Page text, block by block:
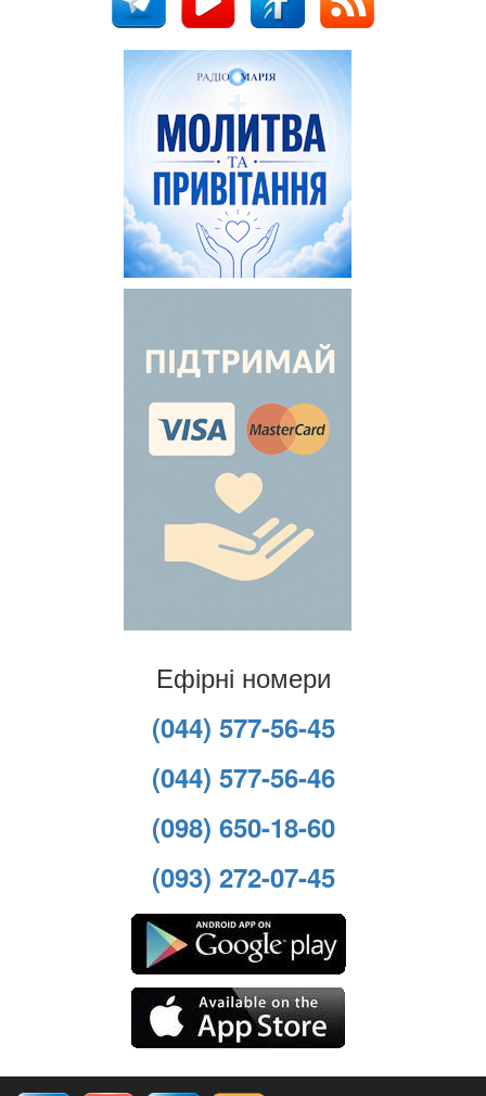
Ефірні номери
(044) 577-56-45
(044) 577-56-46
(098) 650-18-60
(093) 272-07-45